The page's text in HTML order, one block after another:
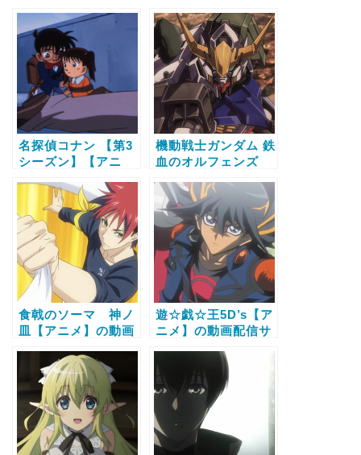
話視聴する方法
較と無料で全話視聴
する方法
名探偵コナン 【第3
シーズン】【アニ
ビス比較と無料で全
話視聴する方法
機動戦士ガンダム 鉄
血のオルフェンズ
信サービス比較と無
料で全話視聴する方
法
食戟のソーマ 神ノ
皿【アニメ】の動画
無料で全話視聴する
方法
遊☆戯☆王5D’s【ア
ニメ】の動画配信サ
全話視聴する方法